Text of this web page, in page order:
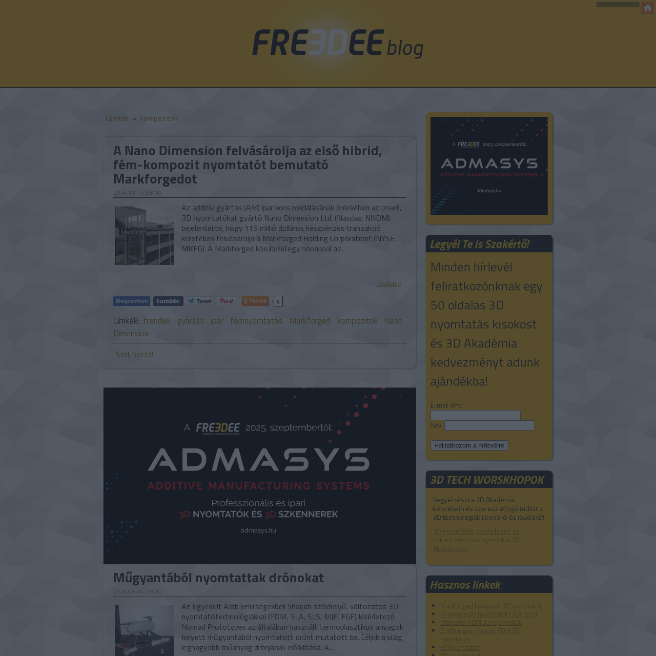
Legyél Te is Szakértő!
Minden hírlevél
feliratkozónknak egy
50 oldalas 3D
nyomtatás kisokost
és 3D Akadémia
kedvezményt adunk
ajándékba!
E-mail cím:
Név:
3D TECH WORSKHOPOK
Vegyél részt a 3D Akadémia
képzésein és szerezz átfogó tudást a
3D technológiák jelenéről és jövőjéről!
3D nyomtatás, modellezés és
szkennelés tanfolyamok a 3D
Akadémián.
Hasznos linkek
Markforged kompozit 3D nyomtatók
Formlabs 3D nyomtatók (SLA, SLS)
Ultimaker FDM 3D nyomtatók
CraftUnique magyar FDM 3D
nyomtatók
Bérnyomtatás
Címkék » kompozitok
A Nano Dimension felvásárolja az első hibrid,
fém-kompozit nyomtatót bemutató
Markforgedot
2024.10.15. 08:00
Az additív gyártás (AM) ipar konszolidálásának érdekében az izraeli,
3D nyomtatókat gyártó Nano Dimension Ltd. (Nasdaq: NNDM)
bejelentette, hogy 115 millió dolláros készpénzes tranzakció
keretében felvásárolja a Markforged Holding Corporationt (NYSE:
MKFG). A Markforged körülbelül egy hónappal az…
tovább »
Tetszik 0
Címkék: trendek gyártás ipar fémnyomtatás Markforged kompozitok
Nano
Dimension
Szólj hozzá!
Műgyantából nyomtattak drónokat
2024.06.04. 08:00
Az Egyesült Arab Emírségekbeli Sharjah székhelyű, változatos 3D
nyomtatótechnológiákkal (FDM, SLA, SLS, MJF, FGF) kísérletező
Nomad Prototypes az általában használt termoplasztikus anyagok
helyett műgyantából nyomtatott drónt mutatott be. Céljuk a világ
legnagyobb műanyag drónjának előállítása. A…